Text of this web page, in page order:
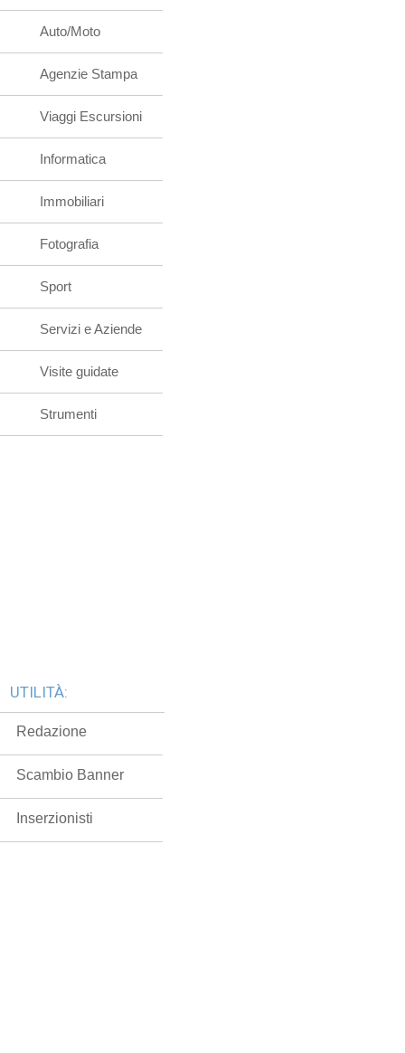
Auto/Moto
Agenzie Stampa
Viaggi Escursioni
Informatica
Immobiliari
Fotografia
Sport
Servizi e Aziende
Visite guidate
Strumenti
UTILITÀ:
Redazione
Scambio Banner
Inserzionisti